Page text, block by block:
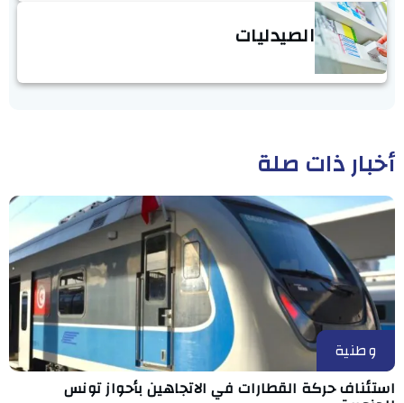
الصيدليات
أخبار ذات صلة
وطنية
استئناف حركة القطارات في الاتجاهين بأحواز تونس